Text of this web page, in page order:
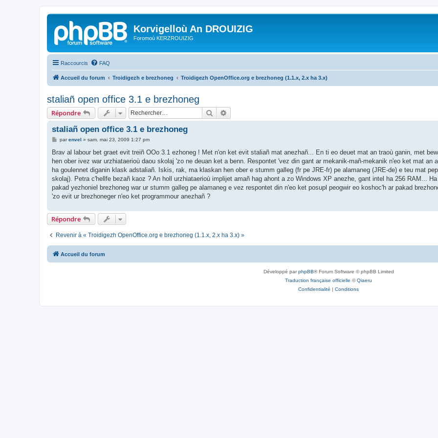
Korvigelloù An DROUIZIG
Foromoù KERZROUIZIG
Raccourcis FAQ
Accueil du forum Troidigezh e brezhoneg Troidigezh OpenOffice.org e brezhoneg (1.1.x, 2.x ha 3.x)
staliañ open office 3.1 e brezhoneg
Répondre Rechercher
staliañ open office 3.1 e brezhoneg
M
s
a
g
parenvel » sam. mai 23, 2009 1:27 pm
Brav al labour bet graet evit treiñ OOo 3.1 ezhoneg ! Met n'on ket evit staliañ mat anezhañ... En ti eo deuet mat an traoù ganin, met
hen ober ivez war urzhiataerioù daou skolaj 'zo ne deuan ket a benn. Respontet 'vez din gant ar mekanik-mañ-mekanik n'eo ket mat an
ha goulennet diganin klask adstaliañ. Iskis, rak, ma klaskan hen ober e stumm galleg (fr pe JRE-fr) pe alamaneg (JRE-de) e teu mat
skolaj). Petra c'hellfe bezañ kaoz ? An holl urzhiataerioù implijet amañ hag ahont a zo Windows XP anezhe, gant intel ha 256 RAM...
pakad yezhoniel brezhoneg war ur stumm galleg pe alamaneg e vez respontet din n'eo ket posupl peogwir eo koshoc'h ar pakad
'zo evit ur brezhoneger n'eo ket programmour anezhañ ?
Répondre
Revenir à « Troidigezh OpenOffice.org e brezhoneg (1.1.x, 2.x ha 3.x) »
Accueil du forum
Développé parphpBB® Forum Software © phpBB Limited
Traduction française officielle ©Qiaeru
Confidentialité | Conditions